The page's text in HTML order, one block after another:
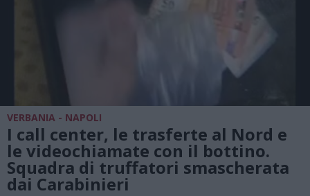
VERBANIA - NAPOLI
I call center, le trasferte al Nord e
le videochiamate con il bottino.
Squadra di truffatori smascherata
dai Carabinieri